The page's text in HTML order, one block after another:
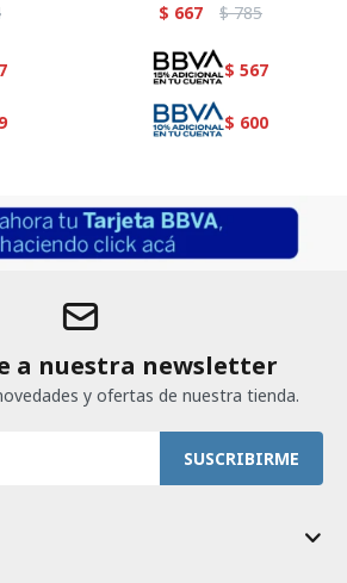
$ 667 $ 785
$ 567
$ 600
a nuestra newsletter
y ofertas de nuestra tienda.
SUSCRIBIRME